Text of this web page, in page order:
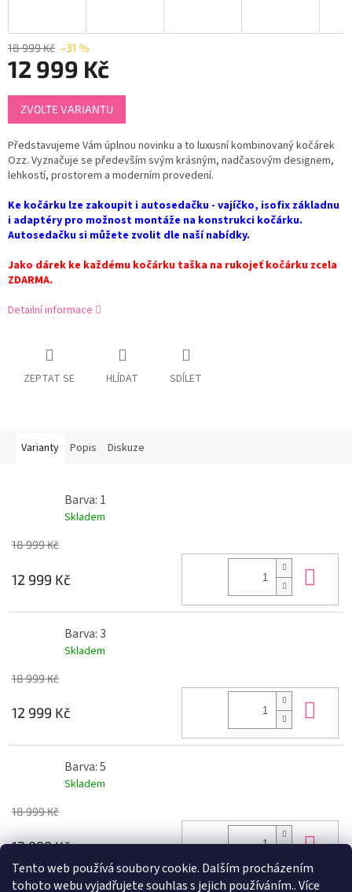
Tento web používá soubory cookie. Dalším procházením
tohoto webu vyjadřujete souhlas s jejich používáním.. Více
18 999 Kč –31 %
12 999 Kč
Měrná
cena:
ZVOLTE VARIANTU
Představujeme Vám úplnou novinku a to luxusní kombinovaný kočárek
Ozz. Vyznačuje se především svým krásným, nadčasovým designem,
lehkostí, prostorem a moderním provedení.
Ke kočárku lze zakoupit i autosedačku - vajíčko, isofix základnu
i adaptéry pro možnost montáže na konstrukci kočárku.
Autosedačku si můžete zvolit dle naší nabídky.
Jako dárek ke každému kočárku taška na rukojeť kočárku zcela
ZDARMA.
Detailní informace
ZEPTAT SE HLÍDAT SDÍLET
Varianty Popis Diskuze
Barva: 1
Skladem
18 999 Kč
12 999 Kč
Barva: 3
Skladem
18 999 Kč
12 999 Kč
Barva: 5
Skladem
18 999 Kč
12 999 Kč Do